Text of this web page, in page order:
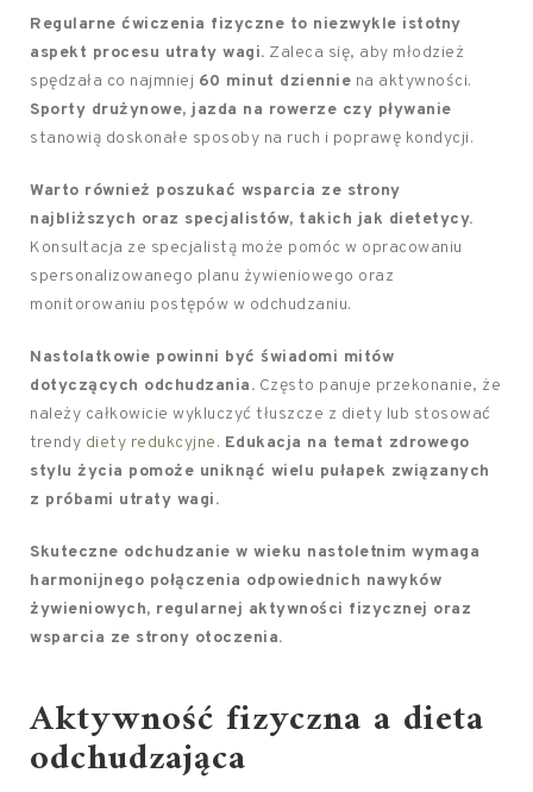
Regularne ćwiczenia fizyczne to niezwykle istotny
aspekt procesu utraty wagi. Zaleca się, aby młodzież
spędzała co najmniej 60 minut dziennie na aktywności.
Sporty drużynowe, jazda na rowerze czy pływanie
stanowią doskonałe sposoby na ruch i poprawę kondycji.
Warto również poszukać wsparcia ze strony
najbliższych oraz specjalistów, takich jak dietetycy.
Konsultacja ze specjalistą może pomóc w opracowaniu
spersonalizowanego planu żywieniowego oraz
monitorowaniu postępów w odchudzaniu.
Nastolatkowie powinni być świadomi mitów
dotyczących odchudzania. Często panuje przekonanie, że
należy całkowicie wykluczyć tłuszcze z diety lub stosować
trendy diety redukcyjne. Edukacja na temat zdrowego
stylu życia pomoże uniknąć wielu pułapek związanych
z próbami utraty wagi.
Skuteczne odchudzanie w wieku nastoletnim wymaga
harmonijnego połączenia odpowiednich nawyków
żywieniowych, regularnej aktywności fizycznej oraz
wsparcia ze strony otoczenia.
Aktywność fizyczna a dieta
odchudzająca